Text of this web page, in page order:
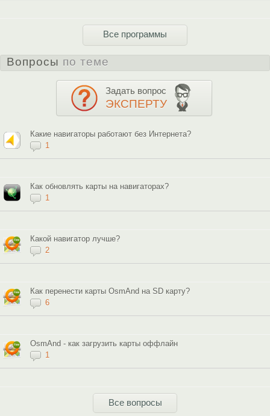
Все программы
Вопросы по теме
Задать вопрос
ЭКСПЕРТУ
Какие навигаторы работают без Интернета?
1
Как обновлять карты на навигаторах?
1
Какой навигатор лучше?
2
Как перенести карты OsmAnd на SD карту?
6
OsmAnd - как загрузить карты оффлайн
1
Все вопросы